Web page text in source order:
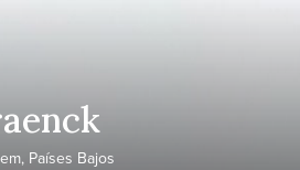
Países Bajos